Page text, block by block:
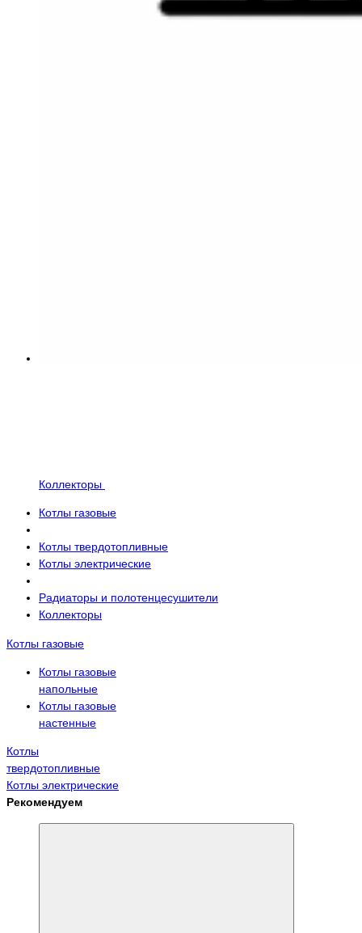
Коллекторы
Котлы газовые
Котлы твердотопливные
Котлы электрические
Радиаторы и полотенцесушители
Коллекторы
Котлы газовые
Котлы газовые
напольные
Котлы газовые
настенные
Котлы
твердотопливные
Котлы электрические
Рекомендуем